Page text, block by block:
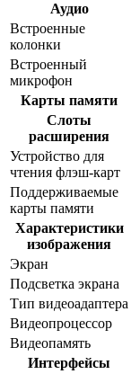
Аудио
Встроенные
колонки
Встроенный
микрофон
Карты памяти
Слоты
расширения
Устройство для
чтения флэш-карт
Поддерживаемые
карты памяти
Характеристики
изображения
Экран
Подсветка экрана
Тип видеоадаптера
Видеопроцессор
Видеопамять
Интерфейсы